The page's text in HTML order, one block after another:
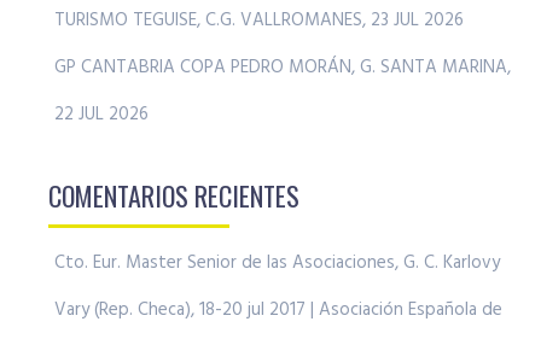
TURISMO TEGUISE, C.G. VALLROMANES, 23 JUL 2026
GP CANTABRIA COPA PEDRO MORÁN, G. SANTA MARINA,
22 JUL 2026
COMENTARIOS RECIENTES
Cto. Eur. Master Senior de las Asociaciones, G. C. Karlovy
Vary (Rep. Checa), 18-20 jul 2017 | Asociación Española de